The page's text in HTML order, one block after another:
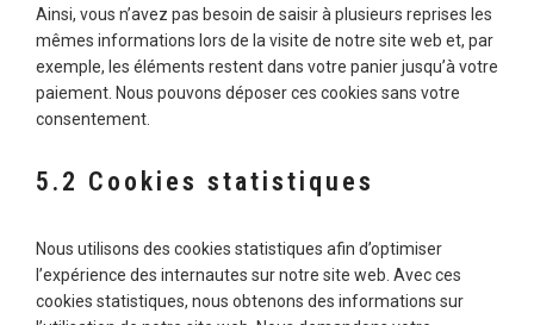
Ainsi, vous n’avez pas besoin de saisir à plusieurs reprises les
mêmes informations lors de la visite de notre site web et, par
exemple, les éléments restent dans votre panier jusqu’à votre
paiement. Nous pouvons déposer ces cookies sans votre
consentement.
5.2 Cookies statistiques
Nous utilisons des cookies statistiques afin d’optimiser
l’expérience des internautes sur notre site web. Avec ces
cookies statistiques, nous obtenons des informations sur